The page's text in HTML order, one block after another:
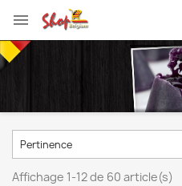

Pertinence
Affichage 1-12 de 60 article(s)